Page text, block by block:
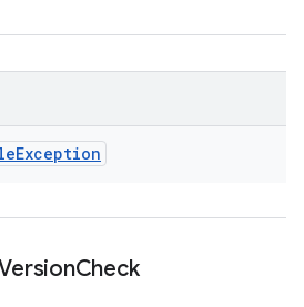
Exception
Check